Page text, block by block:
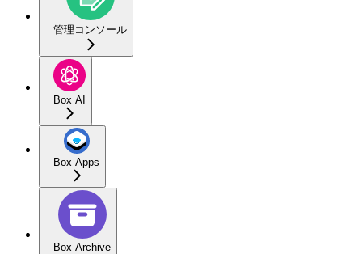
管理コンソール
Box AI
Box Apps
Box Archive